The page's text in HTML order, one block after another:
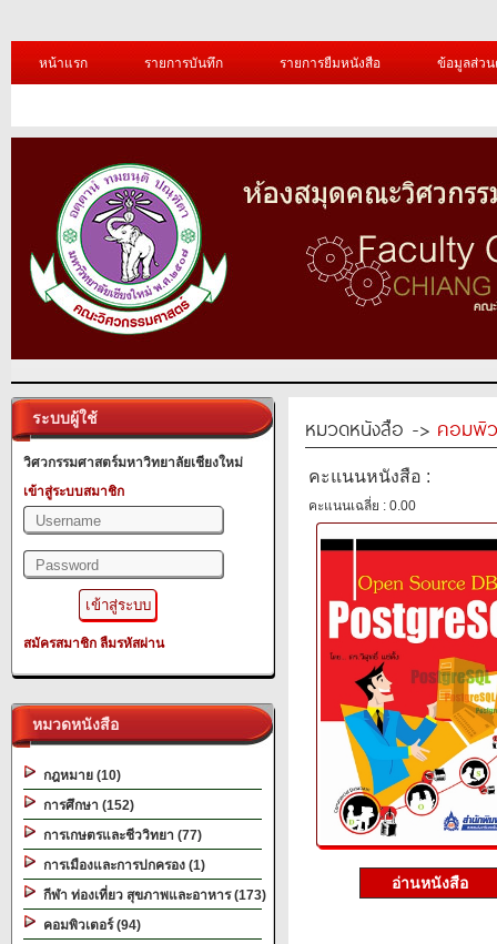
หน้าแรก รายการบันทึก รายการยืมหนังสือ ข้อมูลส่ว
ระบบผู้ใช้
วิศวกรรมศาสตร์มหาวิทยาลัยเชียงใหม่
เข้าสู่ระบบสมาชิก
สมัครสมาชิก ลืมรหัสผ่าน
หมวดหนังสือ
กฎหมาย (10)
การศึกษา (152)
การเกษตรและชีววิทยา (77)
การเมืองและการปกครอง (1)
กีฬา ท่องเที่ยว สุขภาพและอาหาร (173)
คอมพิวเตอร์ (94)
หมวดหนังสือ -> คอมพิ
คะแนนหนังสือ :
คะแนนเฉลี่ย : 0.00
อ่านหนังสือ